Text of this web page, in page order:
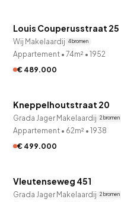
Onder bod
Louis Couperusstraat 25
Wij Makelaardij 4 bronnen
Appartement • 74m² • 1952
€ 489.000
Verkocht onder voorbehoud
QUICKLANE™
Kneppelhoutstraat 20
Grada Jager Makelaardij 2 bronnen
Appartement • 62m² • 1938
€ 499.000QUICKLANE™
Vleutenseweg 451
Grada Jager Makelaardij 2 bronnen